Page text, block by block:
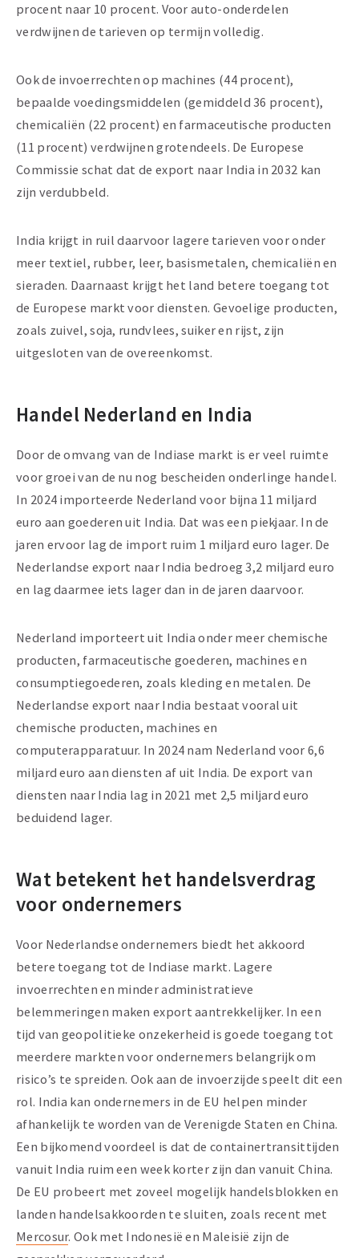
procent naar 10 procent. Voor auto-onderdelen
verdwijnen de tarieven op termijn volledig.
Ook de invoerrechten op machines (44 procent),
bepaalde voedingsmiddelen (gemiddeld 36 procent),
chemicaliën (22 procent) en farmaceutische producten
(11 procent) verdwijnen grotendeels. De Europese
Commissie schat dat de export naar India in 2032 kan
zijn verdubbeld.
India krijgt in ruil daarvoor lagere tarieven voor onder
meer textiel, rubber, leer, basismetalen, chemicaliën en
sieraden. Daarnaast krijgt het land betere toegang tot
de Europese markt voor diensten. Gevoelige producten,
zoals zuivel, soja, rundvlees, suiker en rijst, zijn
uitgesloten van de overeenkomst.
Handel Nederland en India
Door de omvang van de Indiase markt is er veel ruimte
voor groei van de nu nog bescheiden onderlinge handel.
In 2024 importeerde Nederland voor bijna 11 miljard
euro aan goederen uit India. Dat was een piekjaar. In de
jaren ervoor lag de import ruim 1 miljard euro lager. De
Nederlandse export naar India bedroeg 3,2 miljard euro
en lag daarmee iets lager dan in de jaren daarvoor.
Nederland importeert uit India onder meer chemische
producten, farmaceutische goederen, machines en
consumptiegoederen, zoals kleding en metalen. De
Nederlandse export naar India bestaat vooral uit
chemische producten, machines en
computerapparatuur. In 2024 nam Nederland voor 6,6
miljard euro aan diensten af uit India. De export van
diensten naar India lag in 2021 met 2,5 miljard euro
beduidend lager.
Wat betekent het handelsverdrag
voor ondernemers
Voor Nederlandse ondernemers biedt het akkoord
betere toegang tot de Indiase markt. Lagere
invoerrechten en minder administratieve
belemmeringen maken export aantrekkelijker. In een
tijd van geopolitieke onzekerheid is goede toegang tot
meerdere markten voor ondernemers belangrijk om
risico’s te spreiden. Ook aan de invoerzijde speelt dit een
rol. India kan ondernemers in de EU helpen minder
afhankelijk te worden van de Verenigde Staten en China.
Een bijkomend voordeel is dat de containertransittijden
vanuit India ruim een week korter zijn dan vanuit China.
De EU probeert met zoveel mogelijk handelsblokken en
landen handelsakkoorden te sluiten, zoals recent met
Mercosur. Ook met Indonesië en Maleisië zijn de